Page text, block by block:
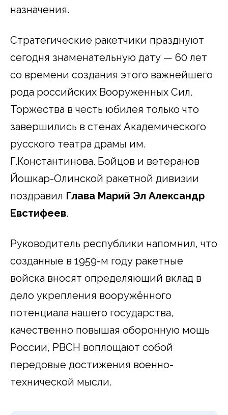
назначения.
Стратегические ракетчики празднуют
сегодня знаменательную дату — 60 лет
со времени создания этого важнейшего
рода российских Вооруженных Сил.
Торжества в честь юбилея только что
завершились в стенах Академического
русского театра драмы им.
Г.Константинова. Бойцов и ветеранов
Йошкар-Олинской ракетной дивизии
поздравил Глава Марий Эл Александр
Евстифеев.
Руководитель республики напомнил, что
созданные в 1959-м году ракетные
войска вносят определяющий вклад в
дело укрепления вооружённого
потенциала нашего государства,
качественно повышая оборонную мощь
России, РВСН воплощают собой
передовые достижения военно-
технической мысли.